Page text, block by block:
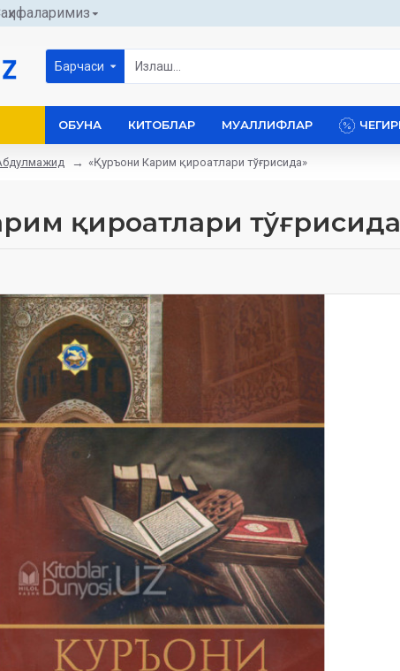
Барчаси
ОБУНА КИТОБЛАР МУАЛЛИФЛАР
«Қуръони Карим қироатлари тўғрисида»
қироатлари